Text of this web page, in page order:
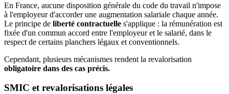
En France, aucune disposition générale du code du travail n'impose
à l'employeur d'accorder une augmentation salariale chaque année.
Le principe de liberté contractuelle s'applique : la rémunération est
fixée d'un commun accord entre l'employeur et le salarié, dans le
respect de certains planchers légaux et conventionnels.
Cependant, plusieurs mécanismes rendent la revalorisation
obligatoire dans des cas précis.
SMIC et revalorisations légales